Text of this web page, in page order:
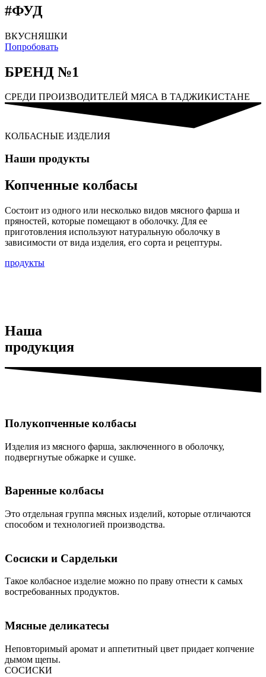
#ФУД
ВКУСНЯШКИ
Попробовать
БРЕНД №1
СРЕДИ ПРОИЗВОДИТЕЛЕЙ МЯСА В ТАДЖИКИСТАНЕ
КОЛБАСНЫЕ ИЗДЕЛИЯ
Наши продукты
Копченные колбасы
Состоит из одного или несколько видов мясного фарша и
пряностей, которые помещают в оболочку. Для ее
приготовления используют натуральную оболочку в
зависимости от вида изделия, его сорта и рецептуры.
продукты
Наша
продукция
Полукопченные колбасы
Изделия из мясного фарша, заключенного в оболочку,
подвергнутые обжарке и сушке.
Варенные колбасы
Это отдельная группа мясных изделий, которые отличаются
способом и технологией производства.
Сосиски и Сардельки
Такое колбасное изделие можно по праву отнести к самых
востребованных продуктов.
Мясные деликатесы
Неповторимый аромат и аппетитный цвет придает копчение
дымом щепы.
СОСИСКИ